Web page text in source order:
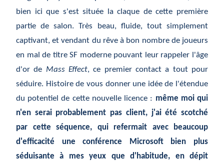
bien ici que s'est située la claque de cette première
partie de salon. Très beau, fluide, tout simplement
captivant, et vendant du rêve à bon nombre de joueurs
en mal de titre SF moderne pouvant leur rappeler l'âge
d'or de Mass Effect, ce premier contact a tout pour
séduire. Histoire de vous donner une idée de l'étendue
du potentiel de cette nouvelle licence : même moi qui
n'en serai probablement pas client, j'ai été scotché
par cette séquence, qui refermait avec beaucoup
d'efficacité une conférence Microsoft bien plus
séduisante à mes yeux que d'habitude, en dépit